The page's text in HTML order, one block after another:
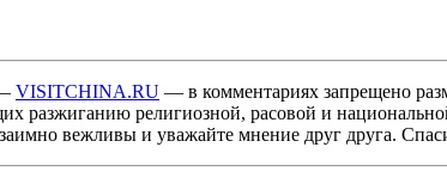
VISITCHINA.RU — в комментариях запрещено
разжиганию религиозной, расовой и
вежливы и уважайте мнение друг друга.